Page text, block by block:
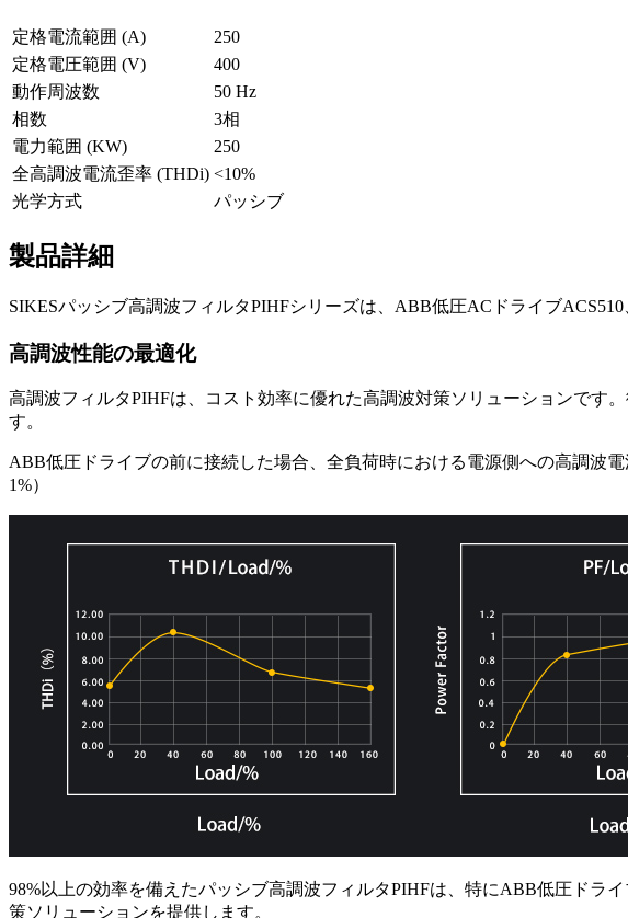
定格電流範囲 (A)
250
定格電圧範囲 (V)
400
動作周波数
50 Hz
相数
3相
電力範囲 (KW)
250
全高調波電流歪率 (THDi) <10%
光学方式
パッシブ
製品詳細
SIKESパッシブ高調波フィルタPIHFシリーズは、ABB低圧ACドライブ
高調波性能の最適化
高調波フィルタPIHFは、コスト効率に優れた高調波対策ソリューションです
す。
ABB低圧ドライブの前に接続した場合、全負荷時における電源側への高調波
1%）
98%以上の効率を備えたパッシブ高調波フィルタPIHFは、特にABB低圧ドラ
策ソリューションを提供します。